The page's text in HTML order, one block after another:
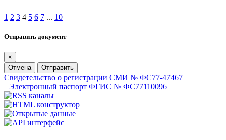
1 2 3 4 5 6 7 ... 10
Отправить документ
×
Отмена
Отправить
Свидетельство о регистрации СМИ № ФС77-47467
Электронный паспорт ФГИС № ФС77110096